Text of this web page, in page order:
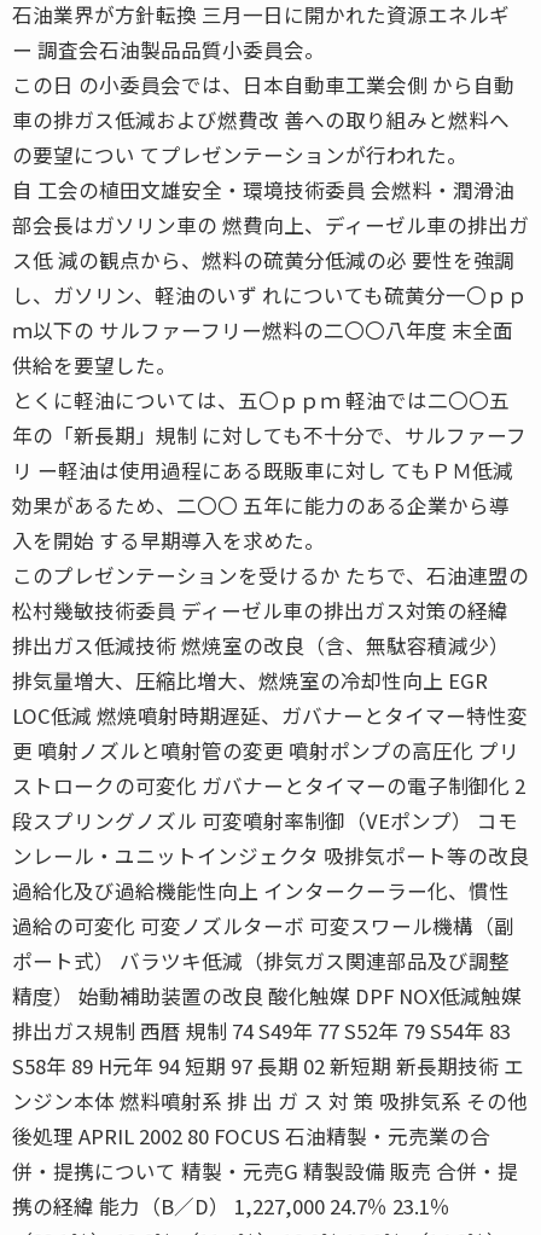
石油業界が方針転換 三月一日に開かれた資源エネルギ
ー 調査会石油製品品質小委員会。
この日 の小委員会では、日本自動車工業会側 から自動
車の排ガス低減および燃費改 善への取り組みと燃料へ
の要望につい てプレゼンテーションが行われた。
自 工会の植田文雄安全・環境技術委員 会燃料・潤滑油
部会長はガソリン車の 燃費向上、ディーゼル車の排出ガ
ス低 減の観点から、燃料の硫黄分低減の必 要性を強調
し、ガソリン、軽油のいず れについても硫黄分一〇ｐｐ
ｍ以下の サルファーフリー燃料の二〇〇八年度 末全面
供給を要望した。
とくに軽油については、五〇ｐｐｍ 軽油では二〇〇五
年の「新長期」規制 に対しても不十分で、サルファーフ
リ ー軽油は使用過程にある既販車に対し てもＰＭ低減
効果があるため、二〇〇 五年に能力のある企業から導
入を開始 する早期導入を求めた。
このプレゼンテーションを受けるか たちで、石油連盟の
松村幾敏技術委員 ディーゼル車の排出ガス対策の経緯
排出ガス低減技術 燃焼室の改良（含、無駄容積減少）
排気量増大、圧縮比増大、燃焼室の冷却性向上 EGR
LOC低減 燃焼噴射時期遅延、ガバナーとタイマー特性変
更 噴射ノズルと噴射管の変更 噴射ポンプの高圧化 プリ
ストロークの可変化 ガバナーとタイマーの電子制御化 2
段スプリングノズル 可変噴射率制御（VEポンプ） コモ
ンレール・ユニットインジェクタ 吸排気ポート等の改良
過給化及び過給機能性向上 インタークーラー化、慣性
過給の可変化 可変ノズルターボ 可変スワール機構（副
ポート式） バラツキ低減（排気ガス関連部品及び調整
精度） 始動補助装置の改良 酸化触媒 DPF NOX低減触媒
排出ガス規制 西暦 規制 74 S49年 77 S52年 79 S54年 83
S58年 89 H元年 94 短期 97 長期 02 新短期 新長期技術 エ
ンジン本体 燃料噴射系 排 出 ガ ス 対 策 吸排気系 その他
後処理 APRIL 2002 80 FOCUS 石油精製・元売業の合
併・提携について 精製・元売G 精製設備 販売 合併・提
携の経緯 能力（B／D） 1,227,000 24.7％ 23.1％